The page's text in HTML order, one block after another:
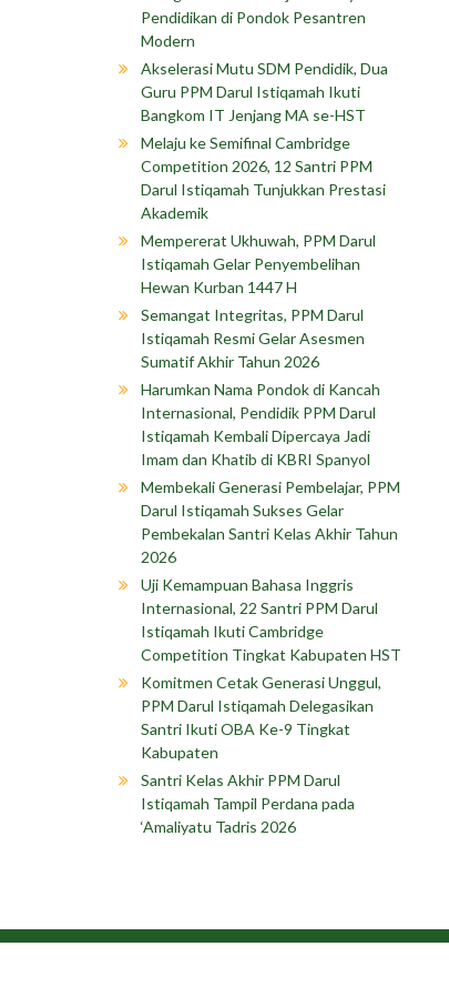
Pendidikan di Pondok Pesantren
Modern
Akselerasi Mutu SDM Pendidik, Dua
Guru PPM Darul Istiqamah Ikuti
Bangkom IT Jenjang MA se-HST
Melaju ke Semifinal Cambridge
Competition 2026, 12 Santri PPM
Darul Istiqamah Tunjukkan Prestasi
Akademik
Mempererat Ukhuwah, PPM Darul
Istiqamah Gelar Penyembelihan
Hewan Kurban 1447 H
Semangat Integritas, PPM Darul
Istiqamah Resmi Gelar Asesmen
Sumatif Akhir Tahun 2026
Harumkan Nama Pondok di Kancah
Internasional, Pendidik PPM Darul
Istiqamah Kembali Dipercaya Jadi
Imam dan Khatib di KBRI Spanyol
Membekali Generasi Pembelajar, PPM
Darul Istiqamah Sukses Gelar
Pembekalan Santri Kelas Akhir Tahun
2026
Uji Kemampuan Bahasa Inggris
Internasional, 22 Santri PPM Darul
Istiqamah Ikuti Cambridge
Competition Tingkat Kabupaten HST
Komitmen Cetak Generasi Unggul,
PPM Darul Istiqamah Delegasikan
Santri Ikuti OBA Ke-9 Tingkat
Kabupaten
Santri Kelas Akhir PPM Darul
Istiqamah Tampil Perdana pada
‘Amaliyatu Tadris 2026